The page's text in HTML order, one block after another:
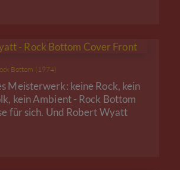
Bottom (1974)
Meisterwerk: keine Rock, kein
kein Ambient - Rock Bottom
für sich. Und Robert Wyatt